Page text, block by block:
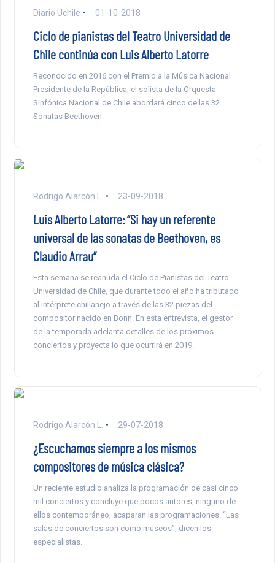
Diario Uchile 01-10-2018
Ciclo de pianistas del Teatro Universidad de
Chile continúa con Luis Alberto Latorre
Reconocido en 2016 con el Premio a la Música Nacional
Presidente de la República, el solista de la Orquesta
Sinfónica Nacional de Chile abordará cinco de las 32
Sonatas Beethoven.
Rodrigo Alarcón L. 23-09-2018
Luis Alberto Latorre: “Si hay un referente
universal de las sonatas de Beethoven, es
Claudio Arrau”
Esta semana se reanuda el Ciclo de Pianistas del Teatro
Universidad de Chile, que durante todo el año ha tributado
al intérprete chillanejo a través de las 32 piezas del
compositor nacido en Bonn. En esta entrevista, el gestor
de la temporada adelanta detalles de los próximos
conciertos y proyecta lo que ocurrirá en 2019.
Rodrigo Alarcón L. 29-07-2018
¿Escuchamos siempre a los mismos
compositores de música clásica?
Un reciente estudio analiza la programación de casi cinco
mil conciertos y concluye que pocos autores, ninguno de
ellos contemporáneo, acaparan las programaciones. “Las
salas de conciertos son como museos”, dicen los
especialistas.